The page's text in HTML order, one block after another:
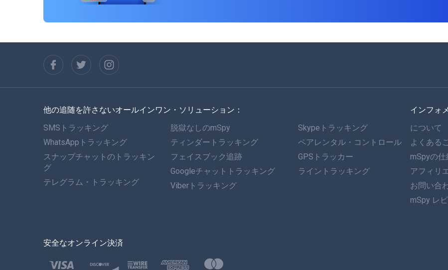
ン
他の追随を許さないオールインワン・ソリューション：
SMSトラッキング
WhatsAppトラッキング
スナップチャットのトラッキン
グ
テレグラム・トラッキング
脱獄なしのmSpy
ティンダートラッキング
フェイスブック追跡
Googleチャットトラッキング
Viberトラッキング
Skypeトラッキング
ペアレンタル・コントロール
GPSトラッカー
ライントラッキング
インフォ
について
よくある
mSpyの仕
アフィリ
お問い合
mSpy レ
安全なオンライン決済